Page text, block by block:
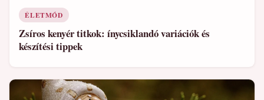
ÉLETMÓD
Zsíros kenyér titkok: ínycsiklandó variációk és
készítési tippek